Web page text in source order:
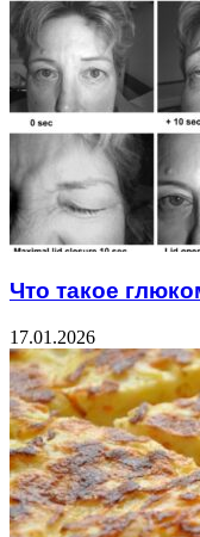
Что такое
17.01.2026